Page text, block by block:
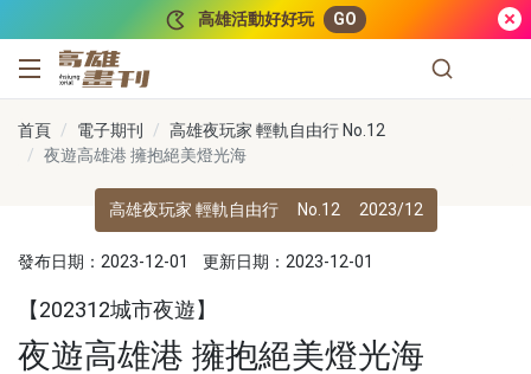
高雄活動好好玩 GO
高雄畫刊
首頁 電子期刊
高雄夜玩家 輕軌自由行 No.12
夜遊高雄港 擁抱絕美燈光海
高雄夜玩家 輕軌自由行 No.12 2023/12
發布日期：2023-12-01 更新日期：2023-12-01
【202312城市夜遊】
夜遊高雄港 擁抱絕美燈光海